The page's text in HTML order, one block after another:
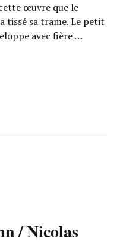
œuvre que le
tissé sa trame. Le petit
avec fière …
/ Nicolas